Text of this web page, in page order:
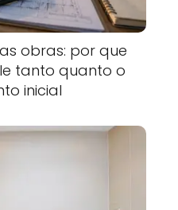
obras: por que
tanto quanto o
inicial